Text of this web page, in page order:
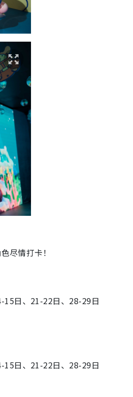
尽情打卡！
15日、21-22日、28-29日
15日、21-22日、28-29日